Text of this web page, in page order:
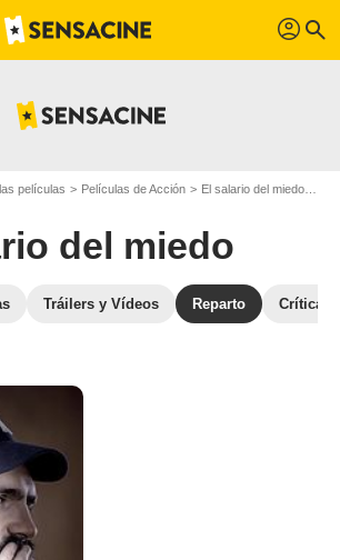
profil search
películas Películas de Acción El salario del miedo
del miedo
Tráilers y Vídeos Reparto Críticas